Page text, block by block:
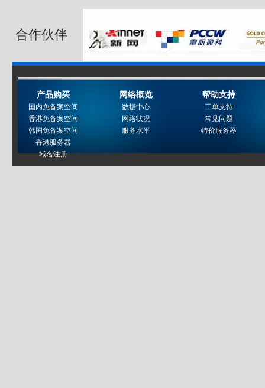
合作伙伴
产品购买
国内免备案空间
香港免备案空间
韩国免备案空间
香港服务器
域名注册
网络概览
数据中心
网络状况
服务水平
帮助支持
工单支持
常见问题
特价服务器